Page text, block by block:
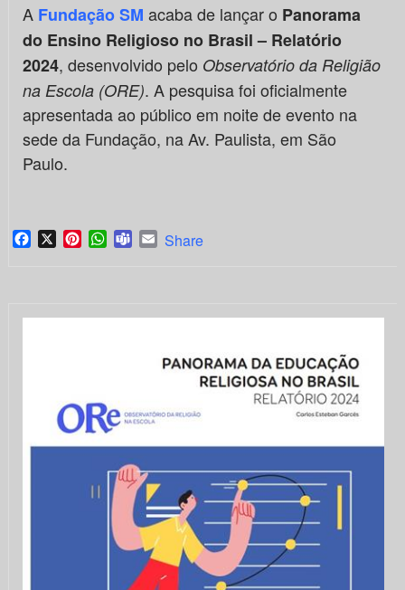
A Fundação SM acaba de lançar o Panorama
do Ensino Religioso no Brasil– Relatório
2024, desenvolvido pelo Observatório da Religião
na Escola (ORE). A pesquisa foi oficialmente
apresentada ao público em noite de evento na
sede da Fundação, na Av. Paulista, em São
Paulo.
Facebook
X PinterestWhatsApp
TeamsEmail
Share